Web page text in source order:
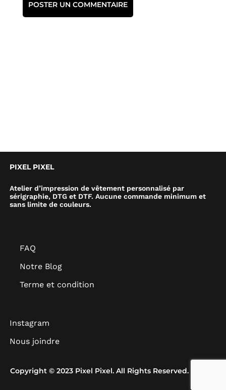
PIXEL PIXEL
Atelier d’impression de vêtement personnalisé par
sérigraphie, DTG et DTF. Aucune commande minimum et
sans limite de couleurs.
FAQ
Notre Blog
Terme et condition
Instagram
Nous joindre
Copyright © 2023 Pixel Pixel. All Rights Reserved.